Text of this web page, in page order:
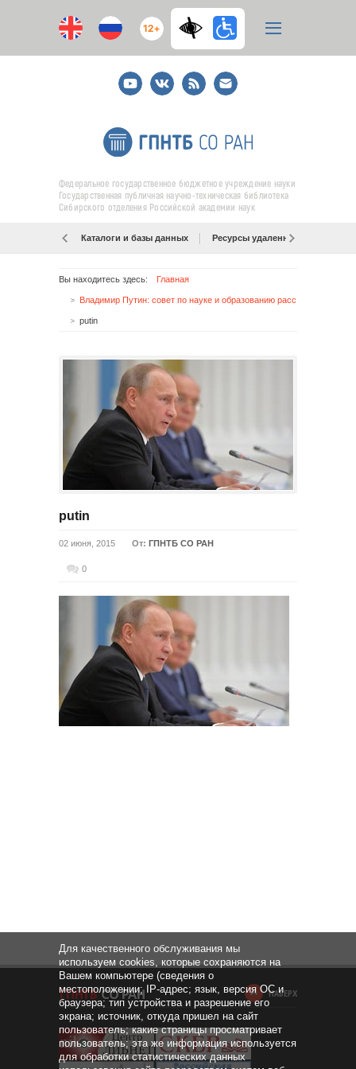
12+
YoutubeВКонтакте
RSS
E-
mail
подписка
Федеральное государственное бюджетное учреждение науки
Государственная публичная научно-техническая библиотека
Сибирского отделения Российской академии наук
Каталоги и базы данных Ресурсы удаленного доступа
Вы находитесь здесь: Главная
putin
putin
02 июня, 2015 От: ГПНТБ СО РАН
0
НАВЕРХ
Для качественного обслуживания мы
используем cookies, которые сохраняются на
Вашем компьютере (сведения о
местоположении; IP-адрес; язык, версия ОС и
браузера; тип устройства и разрешение его
экрана; источник, откуда пришел на сайт
пользователь; какие страницы просматривает
пользователь; эта же информация используется
для обработки статистических данных